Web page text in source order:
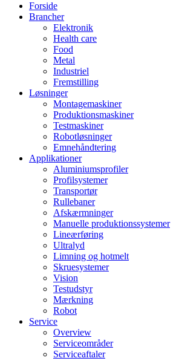
Forside
Brancher
Elektronik
Health care
Food
Metal
Industriel
Fremstilling
Løsninger
Montagemaskiner
Produktionsmaskiner
Testmaskiner
Robotløsninger
Emnehåndtering
Applikationer
Aluminiumsprofiler
Profilsystemer
Transportør
Rullebaner
Afskærmninger
Manuelle produktionssystemer
Lineærføring
Ultralyd
Limning og hotmelt
Skruesystemer
Vision
Testudstyr
Mærkning
Robot
Service
Overview
Serviceområder
Serviceaftaler